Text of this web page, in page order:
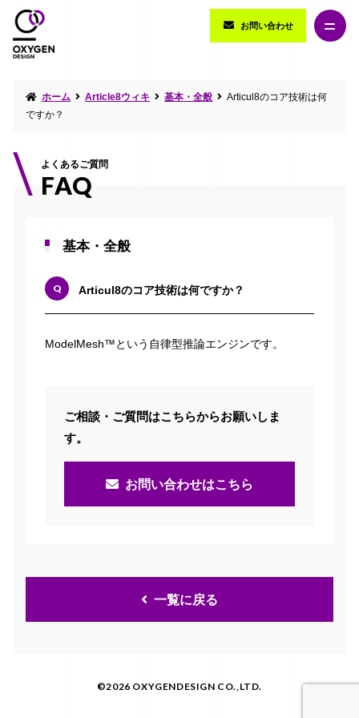
お問い合わせ
ホーム Article8ウィキ 基本・全般
Articul8のコア技術は何
ですか？
よくあるご質問
FAQ
基本・全般
Articul8のコア技術は何ですか？
ModelMesh™という自律型推論エンジンです。
ご相談・ご質問はこちらからお願いしま
す。
お問い合わせはこちら
一覧に戻る
©2026 OXYGENDESIGN CO.,LTD.